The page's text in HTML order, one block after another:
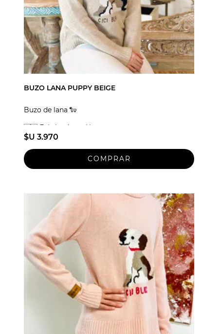
BUZO LANA PUPPY BEIGE
Buzo de lana 🐑
🇺🇾 Fabricado en Uruguay
$U 3.970